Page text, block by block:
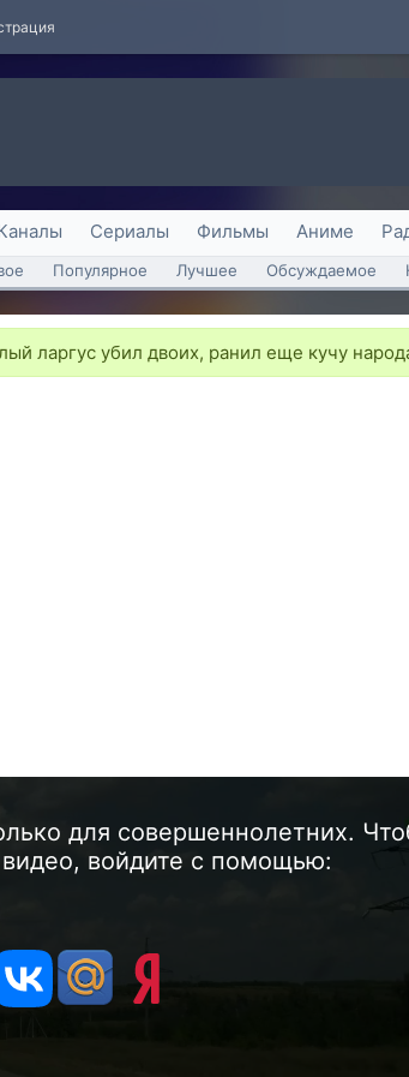
Сериалы Фильмы Аниме
Популярное Лучшее Обсуждаемое
ларгус убил двоих, ранил еще кучу
для совершеннолетних.
войдите с помощью: